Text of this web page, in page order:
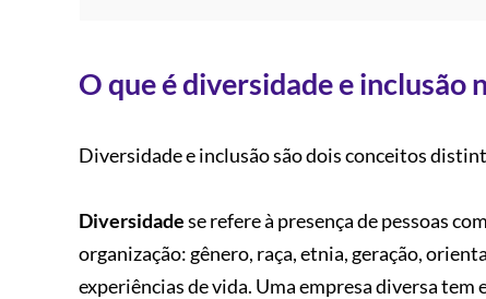
O que é diversidade e inclusão
Diversidade e inclusão são dois conceitos
Diversidadese refere à presença de pessoas
organização: gênero, raça, etnia, geração,
experiências de vida. Uma empresa diversa